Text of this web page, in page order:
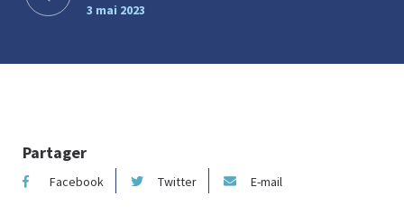
3 mai 2023
Partager
Facebook Twitter E-mail